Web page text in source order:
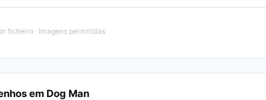
ficheiro · Imagens permitidas
em Dog Man